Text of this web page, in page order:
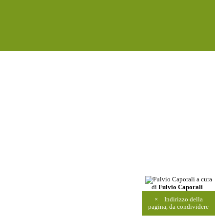
a cura
di Fulvio Caporali
×
Indirizzo della
pagina, da condividere